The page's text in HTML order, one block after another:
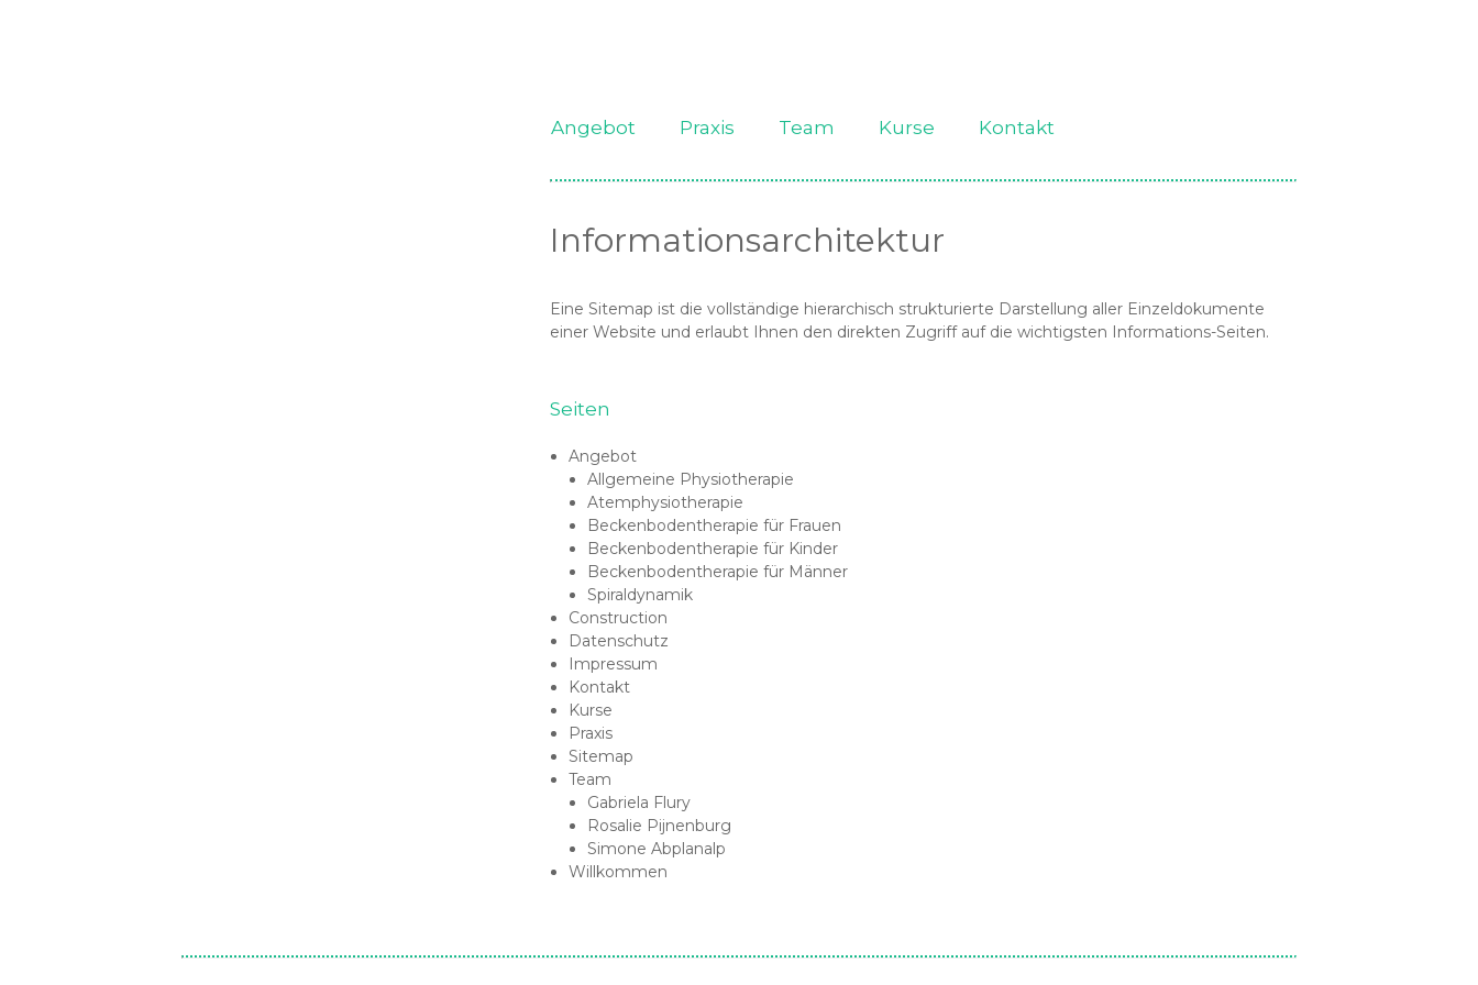
Angebot
Beckenbodentherapie für Frauen
Beckenbodentherapie für Kinder
Spiraldynamik®
Atemphysiotherapie
Allgemeine Physiotherapie
Praxis Team
Simone Abplanalp
Rosalie Pijnenburg
Kurse Kontakt
Informationsarchitektur
Eine Sitemap ist die vollständige hierarchisch strukturierte Darstellung aller Einzeldokumente
einer Website und erlaubt Ihnen den direkten Zugriff auf die wichtigsten Informations-Seiten.
Seiten
Angebot
Allgemeine Physiotherapie
Atemphysiotherapie
Beckenbodentherapie für Frauen
Beckenbodentherapie für Kinder
Beckenbodentherapie für Männer
Spiraldynamik
Construction
Datenschutz
Impressum
Kontakt
Kurse
Praxis
Sitemap
Team
Gabriela Flury
Rosalie Pijnenburg
Simone Abplanalp
Willkommen